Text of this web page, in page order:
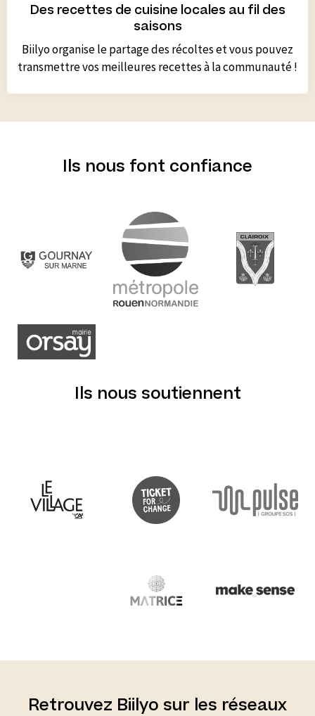
Des recettes de cuisine locales au fil des
saisons
Biilyo organise le partage des récoltes et vous pouvez
transmettre vos meilleures recettes à la communauté !
Ils nous font confiance
Ils nous soutiennent
Retrouvez Biilyo sur les réseaux